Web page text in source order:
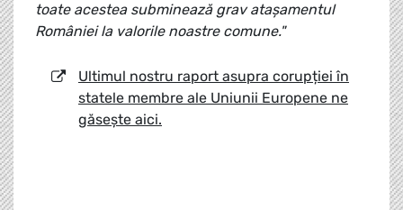
toate acestea subminează grav atașamentul
României la valorile noastre comune."
Ultimul nostru raport asupra corupției în
statele membre ale Uniunii Europene ne
găsește aici.